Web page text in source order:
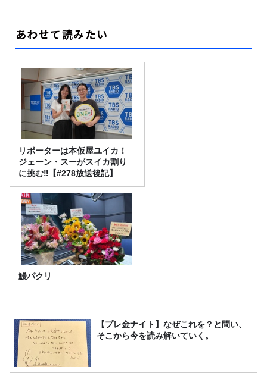
あわせて読みたい
リポーターは本仮屋ユイカ！
ジェーン・スーがスイカ割り
に挑む‼【#278放送後記】
鰻パクリ
【プレ金ナイト】なぜこれを？と問い、
そこから今を読み解いていく。